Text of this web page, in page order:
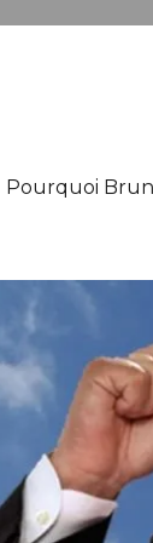
Pourquoi